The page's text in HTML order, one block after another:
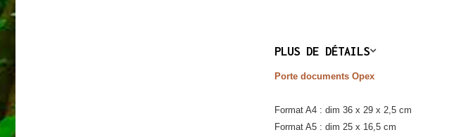
PLUS DE DÉTAILS
Porte documents Opex
Format A4 : dim 36 x 29 x 2,5 cm
Format A5 : dim 25 x 16,5 cm